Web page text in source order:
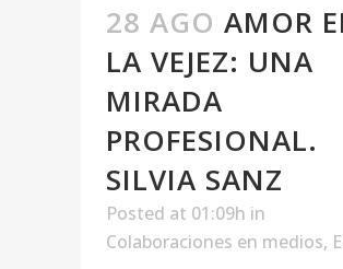
28 AGO AMOR
LA VEJEZ: UNA
MIRADA
PROFESIONAL.
SILVIA SANZ
Posted at 01:09h in
Colaboraciones en medios,